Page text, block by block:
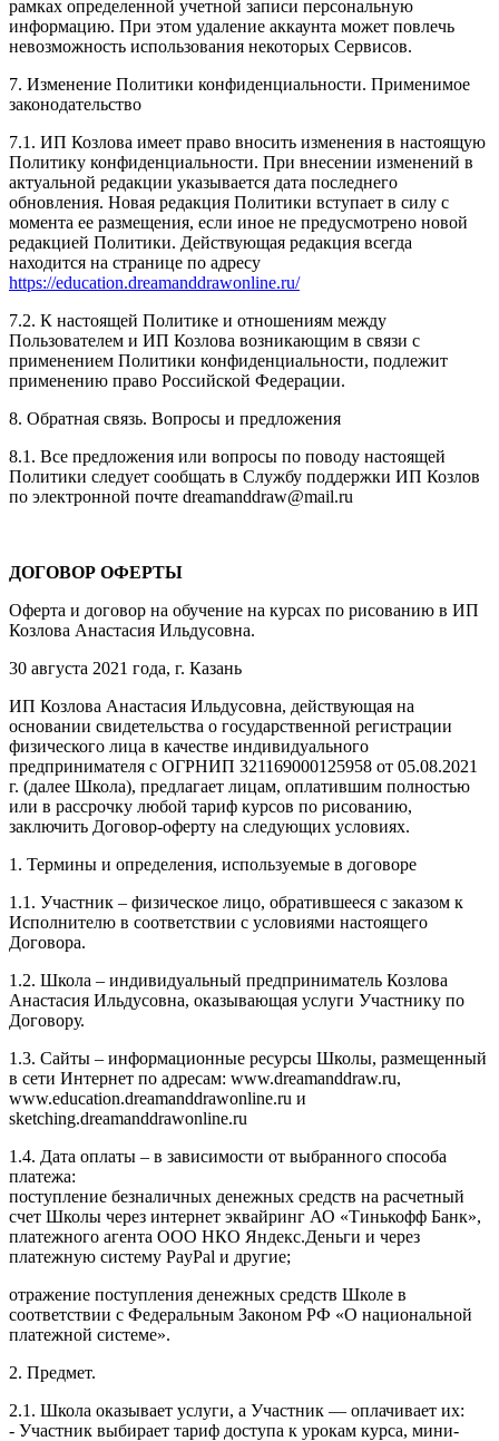
рамках определенной учетной записи персональную
информацию. При этом удаление аккаунта может повлечь
невозможность использования некоторых Сервисов.
7. Изменение Политики конфиденциальности. Применимое
законодательство
7.1. ИП Козлова имеет право вносить изменения в настоящую
Политику конфиденциальности. При внесении изменений в
актуальной редакции указывается дата последнего
обновления. Новая редакция Политики вступает в силу с
момента ее размещения, если иное не предусмотрено новой
редакцией Политики. Действующая редакция всегда
находится на странице по адресу
https://education.dreamanddrawonline.ru/
7.2. К настоящей Политике и отношениям между
Пользователем и ИП Козлова возникающим в связи с
применением Политики конфиденциальности, подлежит
применению право Российской Федерации.
8. Обратная связь. Вопросы и предложения
8.1. Все предложения или вопросы по поводу настоящей
Политики следует сообщать в Службу поддержки ИП Козлов
по электронной почте dreamanddraw@mail.ru
ДОГОВОР ОФЕРТЫ
Оферта и договор на обучение на курсах по рисованию в ИП
Козлова Анастасия Ильдусовна.
30 августа 2021 года, г. Казань
ИП Козлова Анастасия Ильдусовна, действующая на
основании свидетельства о государственной регистрации
физического лица в качестве индивидуального
предпринимателя с ОГРНИП 321169000125958 от 05.08.2021
г. (далее Школа), предлагает лицам, оплатившим полностью
или в рассрочку любой тариф курсов по рисованию,
заключить Договор-оферту на следующих условиях.
1. Термины и определения, используемые в договоре
1.1. Участник – физическое лицо, обратившееся с заказом к
Исполнителю в соответствии с условиями настоящего
Договора.
1.2. Школа – индивидуальный предприниматель Козлова
Анастасия Ильдусовна, оказывающая услуги Участнику по
Договору.
1.3. Сайты – информационные ресурсы Школы, размещенный
в сети Интернет по адресам: www.dreamanddraw.ru,
www.education.dreamanddrawonline.ru и
sketching.dreamanddrawonline.ru
1.4. Дата оплаты – в зависимости от выбранного способа
платежа:
поступление безналичных денежных средств на расчетный
счет Школы через интернет эквайринг АО «Тинькофф Банк»,
платежного агента ООО НКО Яндекс.Деньги и через
платежную систему PayPal и другие;
отражение поступления денежных средств Школе в
соответствии с Федеральным Законом РФ «О национальной
платежной системе».
2. Предмет.
2.1. Школа оказывает услуги, а Участник — оплачивает их:
- Участник выбирает тариф доступа к урокам курса, мини-